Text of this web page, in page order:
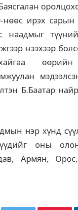
нөөс ирэх сарын
наадмыг
нээхээр
Б.Баатар
нэр хүнд
оны
Армян,